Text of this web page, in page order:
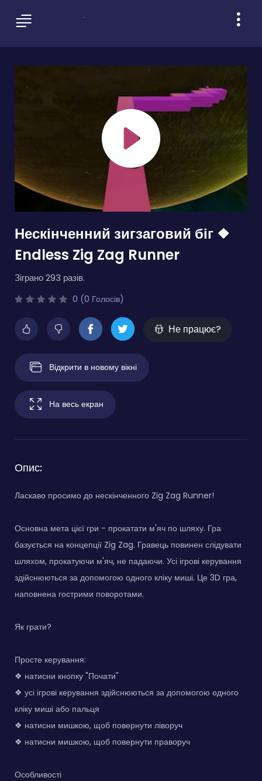
Нескінченний зигзаговий біг ❖
Endless Zig Zag Runner
Зіграно 293 разів.
0 (0 Голосів)
Не працює?
Відкрити в новому вікні
На весь екран
Опис:
Ласкаво просимо до нескінченного Zig Zag Runner!
Основна мета цієї гри - прокатати м'яч по шляху. Гра
базується на концепції Zig Zag. Гравець повинен слідувати
шляхом, прокатуючи м'яч, не падаючи. Усі ігрові керування
здійснюються за допомогою одного кліку миші. Це 3D гра,
наповнена гострими поворотами.
Як грати?
Просте керування:
❖ натисни кнопку "Почати"
❖ усі ігрові керування здійснюються за допомогою одного
кліку миші або пальця
❖ натисни мишкою, щоб повернути ліворуч
❖ натисни мишкою, щоб повернути праворуч
Особливості